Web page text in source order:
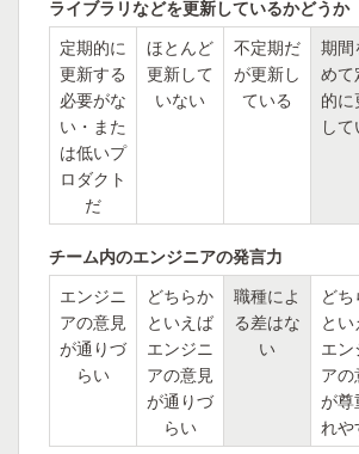
ライブラリなどを更新しているかどうか
定期的に
更新する
必要がな
い・また
は低いプ
ロダクト
だ
ほとんど
更新して
いない
不定期だ
が更新し
ている
期間
めて
的
し
チーム内のエンジニアの発言力
エンジニ
アの意見
が通りづ
らい
どちらか
といえば
エンジニ
アの意見
が通りづ
らい
職種によ
る差はな
い
ど
と
エン
アの
が尊
れや